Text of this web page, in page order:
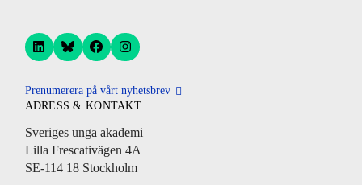
Prenumerera på vårt nyhetsbrev
ADRESS & KONTAKT
Sveriges unga akademi
Lilla Frescativägen 4A
SE-114 18 Stockholm